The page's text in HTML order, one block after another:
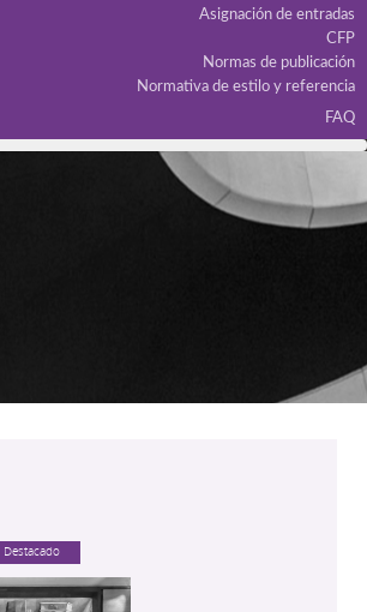
Asignación de entradas
CFP
Normas de publicación
Normativa de estilo y referencia
FAQ
Destacado